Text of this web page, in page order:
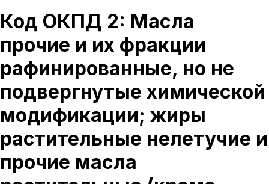
Код ОКПД 2: Масла
прочие и их фракции
рафинированные, но не
подвергнутые химической
модификации; жиры
растительные нелетучие и
прочие масла